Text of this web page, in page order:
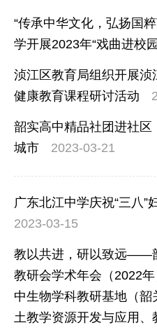
“传承中华文化，弘扬国
学开展2023年“戏曲进校
浈江区教育局组织开展
健康教育课程研讨活动
韶实高中精品社团进社区
城市
2023-03-21
广东北江中学庆祝“三八”
2023-03-15
教以共进，研以致远——
教研会学术年会（2022
中生物学科教研基地（
土教学资源开发与应用、